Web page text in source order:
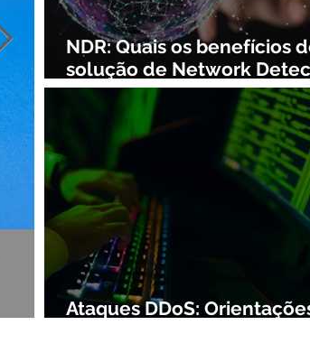
NDR: Quais os benefícios
solução de Network
and Response?
Ataques DDoS:
Observabilidade e NOC:
Segurança de Redes